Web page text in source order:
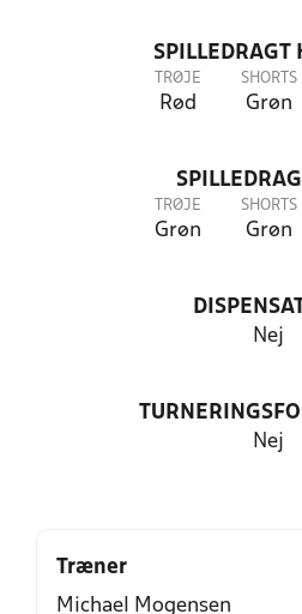
SPILLEDRAGT
TRØJE
Rød
SHORTS
Grøn
TRØJE
Grøn
SHORTS
Grøn
Nej
Nej
Træner
Michael Mogensen